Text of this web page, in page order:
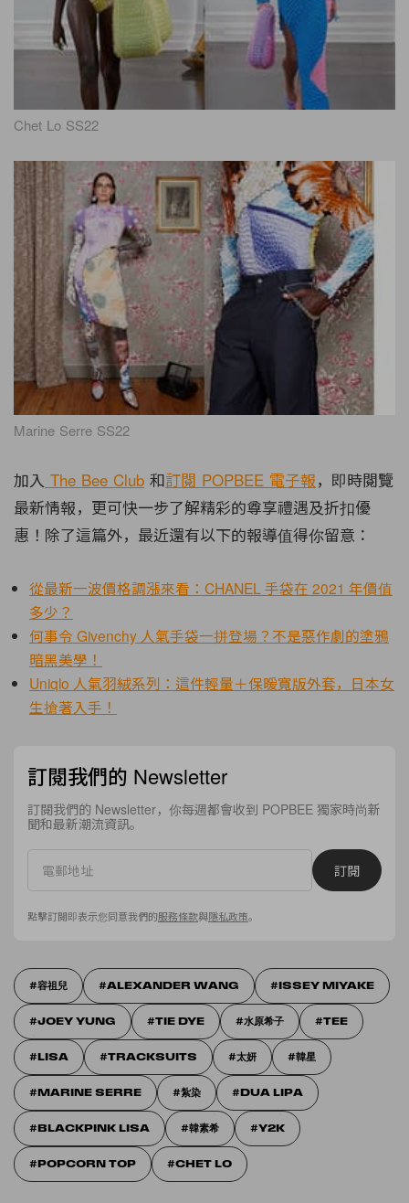
Chet Lo SS22
Marine Serre SS22
加入 The Bee Club 和訂閱 POPBEE 電子報，即時閱覽
最新情報，更可快一步了解精彩的尊享禮遇及折扣優
惠！除了這篇外，最近還有以下的報導值得你留意：
從最新一波價格調漲來看：CHANEL 手袋在 2021 年價值
多少？
何事令 Givenchy 人氣手袋一拼登場？不是惡作劇的塗鴉
暗黑美學！
Uniqlo 人氣羽絨系列：這件輕量＋保暖寬版外套，日本女
生搶著入手！
訂閱我們的 Newsletter
訂閱我們的 Newsletter，你每週都會收到 POPBEE 獨家時尚新
聞和最新潮流資訊。
訂閱
點擊訂閱即表示您同意我們的服務條款與隱私政策。
容祖兒 ALEXANDER WANG ISSEY MIYAKE
JOEY YUNG TIE DYE 水原希子 TEE
LISA TRACKSUITS 太妍 韓星
MARINE SERRE 紮染 DUA LIPA
BLACKPINK LISA 韓素希 Y2K
POPCORN TOP CHET LO